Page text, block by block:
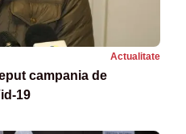
Actualitate
campania de
19